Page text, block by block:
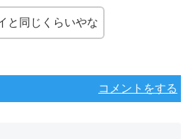
と同じくらいやな
コメントをする